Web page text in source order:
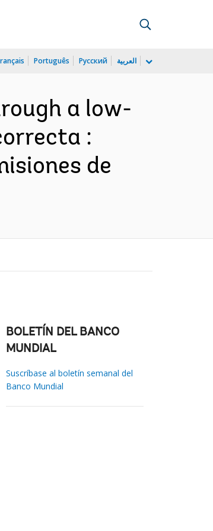
Português Русский العربية
a low-
:
de
BOLETÍN DEL BANCO
MUNDIAL
Suscríbase al boletín semanal del
Banco Mundial